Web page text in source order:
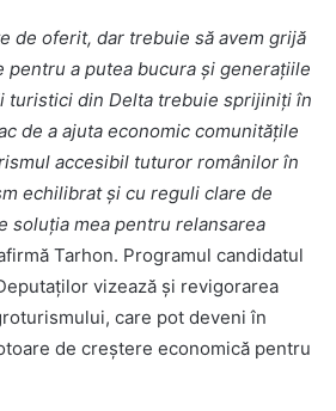
de oferit, dar trebuie să avem grijă
pentru a putea bucura și generațiile
turistici din Delta trebuie sprijiniți în
de a ajuta economic comunitățile
accesibil tuturor românilor în
echilibrat și cu reguli clare de
soluția mea pentru relansarea
Tarhon. Programul candidatul
vizează și revigorarea
care pot deveni în
de creștere economică pentru